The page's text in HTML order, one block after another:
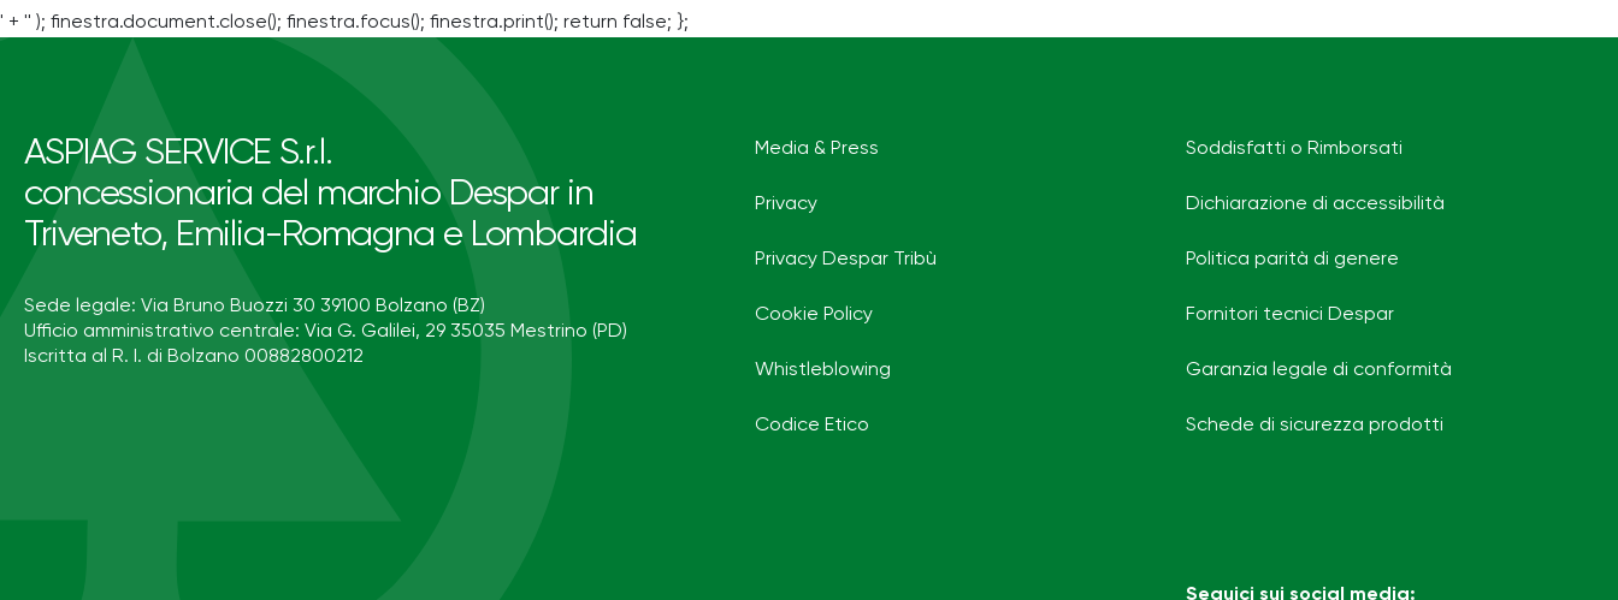
' + '' ); finestra.document.close(); finestra.focus(); finestra.print(); return false; };
ASPIAG SERVICE S.r.l.
concessionaria del marchio Despar in
Triveneto, Emilia-Romagna e Lombardia
Sede legale: Via Bruno Buozzi 30 39100 Bolzano (BZ)
Ufficio amministrativo centrale: Via G. Galilei, 29 35035 Mestrino (PD)
Iscritta al R. I. di Bolzano 00882800212
Media & Press
Privacy
Privacy Despar Tribù
Cookie Policy
Whistleblowing
Codice Etico
Soddisfatti o Rimborsati
Dichiarazione di accessibilità
Politica parità di genere
Fornitori tecnici Despar
Garanzia legale di conformità
Schede di sicurezza prodotti
Seguici sui social media: